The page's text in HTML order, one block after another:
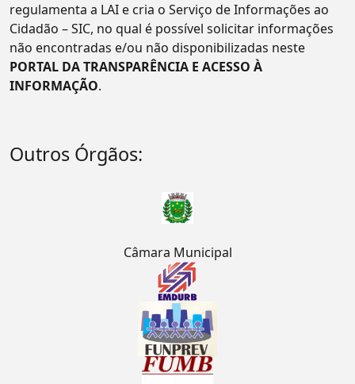
regulamenta a LAI e cria o Serviço de Informações ao
Cidadão – SIC, no qual é possível solicitar informações
não encontradas e/ou não disponibilizadas neste
PORTAL DA TRANSPARÊNCIA E ACESSO À
INFORMAÇÃO.
Outros Órgãos:
Câmara Municipal